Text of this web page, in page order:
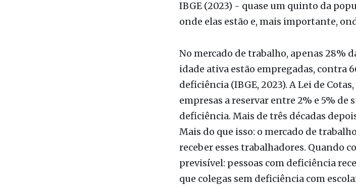
No mercado de trabalho, apenas 28%
deficiência (IBGE, 2023). A Lei de
empresas a reservar entre 2% e 5% de
deficiência. Mais de três décadas
Mais do que isso: o mercado de
receber esses trabalhadores. Quando
previsível: pessoas com deficiência
que colegas sem deficiência com
Entre mulheres negras com
- fruto da sobreposição de racismo,